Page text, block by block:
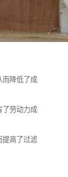
而降低了成
了劳动力成
提高了过滤